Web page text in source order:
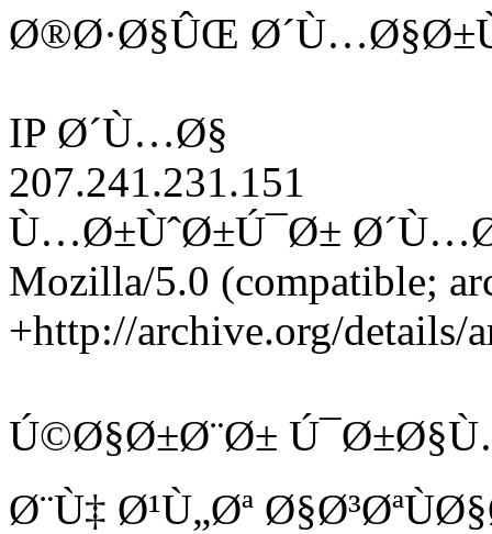
Ø®Ø·Ø§ÛŒ
IP Ø´Ù…Ø§
207.241.231.151
Ù…Ø±ÙˆØ±Ú¯Ø±
Mozilla/5.0 (compatible;
+http://archive.org/details/
Ú©Ø§Ø±Ø¨Ø±
Ø¨Ù‡ Ø¹Ù„Øª